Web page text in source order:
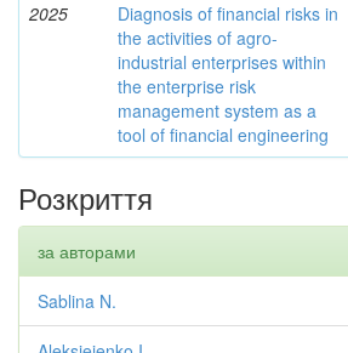
2025
Diagnosis of financial risks in
the activities of agro-
industrial enterprises within
the enterprise risk
management system as a
tool of financial engineering
Розкриття
за авторами
Sablina N.